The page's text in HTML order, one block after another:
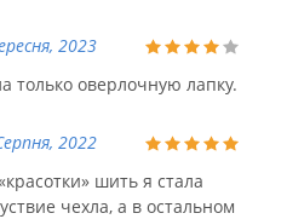
2023
только оверлочную лапку.
2022
шить я стала
чехла, а в остальном